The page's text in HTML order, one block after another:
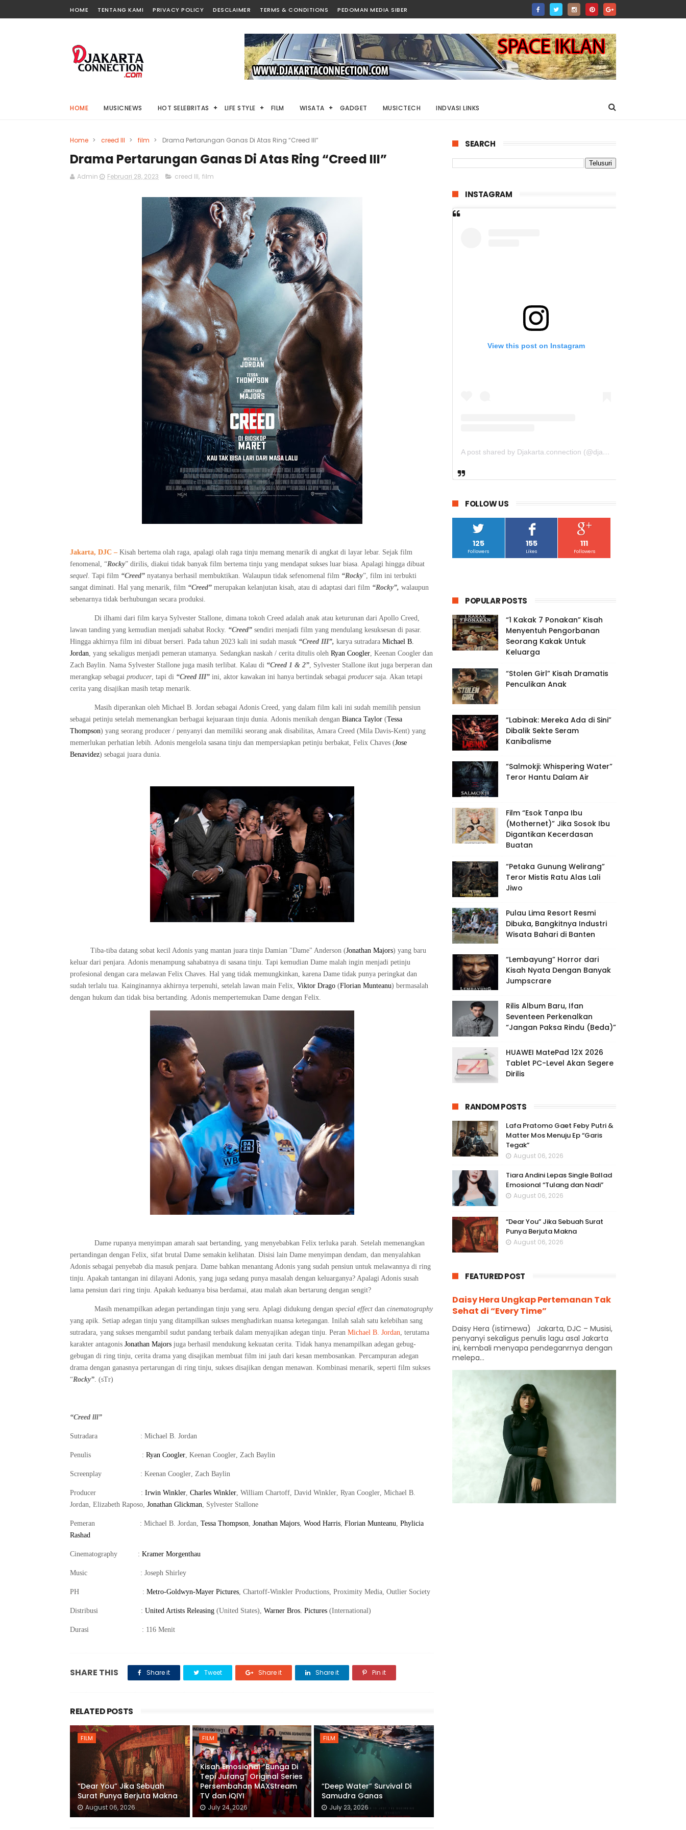
HOME TENTANG KAMI PRIVACY POLICY DESCLAIMER TERMS & CONDITIONS PEDOMAN MEDIA SIBER
HOME MUSICNEWS HOT SELEBRITAS LIFE STYLE FILM WISATA GADGET MUSICTECH INDVASI LINKS
Home > creed III > film > Drama Pertarungan Ganas Di Atas Ring “Creed III”
Drama Pertarungan Ganas Di Atas Ring “Creed III”
Admin Februari 28, 2023 creed III, film
Jakarta, DJC – Kisah bertema olah raga, apalagi olah raga tinju memang menarik di angkat di layar lebar. Sejak film
fenomenal, “Rocky” dirilis, diakui tidak banyak film bertema tinju yang mendapat sukses luar biasa. Apalagi hingga dibuat
sequel. Tapi film “Creed” nyatanya berhasil membuktikan. Walaupun tidak sefenomenal film “Rocky”, film ini terbukti
sangat diminati. Hal yang menarik, film “Creed” merupakan kelanjutan kisah, atau di adaptasi dari film “Rocky”, walaupun
sebenarnya tidak berhubungan secara produksi.
Di ilhami dari film karya Sylvester Stallone, dimana tokoh Creed adalah anak atau keturunan dari Apollo Creed,
lawan tanding yang kemudian menjadi sahabat Rocky. “Creed” sendiri menjadi film yang mendulang kesuksesan di pasar.
Hingga akhirnya film ini dibuat berseri. Pada tahun 2023 kali ini sudah masuk “Creed III”, karya sutradara Michael B.
Jordan, yang sekaligus menjadi pemeran utamanya. Sedangkan naskah / cerita ditulis oleh Ryan Coogler, Keenan Coogler dan
Zach Baylin. Nama Sylvester Stallone juga masih terlibat. Kalau di “Creed 1 & 2”, Sylvester Stallone ikut juga berperan dan
merangkap sebagai producer, tapi di “Creed III” ini, aktor kawakan ini hanya bertindak sebagai producersaja. Akan tetapi
cerita yang disajikan masih tetap menarik.
Masih diperankan oleh Michael B. Jordan sebagai Adonis Creed, yang dalam film kali ini sudah memilih pensiun
sebagai petinju setelah memenangkan berbagai kejuaraan tinju dunia. Adonis menikah dengan Bianca Taylor (Tessa
Thompson) yang seorang producer / penyanyi dan memiliki seorang anak disabilitas, Amara Creed (Mila Davis-Kent) yang
memerlukan perhatian lebih. Adonis mengelola sasana tinju dan mempersiapkan petinju berbakat, Felix Chaves (Jose
Benavidez) sebagai juara dunia.
Tiba-tiba datang sobat kecil Adonis yang mantan juara tinju Damian "Dame" Anderson (Jonathan Majors) yang baru
keluar dari penjara. Adonis menampung sahabatnya di sasana tinju. Tapi kemudian Dame malah ingin menjadi petinju
profesional dengan cara melawan Felix Chaves. Hal yang tidak memungkinkan, karena Dame tidak punya peringkat dan
sudah terlalu tua. Kainginannya akhirnya terpenuhi, setelah lawan main Felix, Viktor Drago (Florian Munteanu) bermasalah
dengan hukum dan tidak bisa bertanding. Adonis mempertemukan Dame dengan Felix.
Dame rupanya menyimpan amarah saat bertanding, yang menyebabkan Felix terluka parah. Setelah memenangkan
pertandingan dengan Felix, sifat brutal Dame semakin kelihatan. Disisi lain Dame menyimpan dendam, dan menyalahkan
Adonis sebagai penyebab dia masuk penjara. Dame bahkan menantang Adonis yang sudah pensiun untuk melawannya di ring
tinju. Apakah tantangan ini dilayani Adonis, yang juga sedang punya masalah dengan keluarganya? Apalagi Adonis susah
lama pensiun dari ring tinju. Apakah keduanya bisa berdamai, atau malah akan bertarung dengan sengit?
Masih menampilkan adegan pertandingan tinju yang seru. Aplagi didukung dengan special effect dan cinematography
yang apik. Setiap adegan tinju yang ditampilkan sukses menghadirkan nuansa ketegangan. Inilah salah satu kelebihan sang
sutradara, yang sukses mengambil sudut pandang terbaik dalam menyajikan adegan tinju. Peran Michael B. Jordan, terutama
karakter antagonis Jonathan Majors juga berhasil mendukung kekuatan cerita. Tidak hanya menampilkan adegan gebug-
gebugan di ring tinju, cerita drama yang disajikan membuat film ini jauh dari kesan membosankan. Percampuran adegan
drama dengan ganasnya pertarungan di ring tinju, sukses disajikan dengan menawan. Kombinasi menarik, seperti film sukses
“Rocky”. (sTr)
“Creed lll”
Sutradara : Michael B. Jordan
Penulis : Ryan Coogler, Keenan Coogler, Zach Baylin
Screenplay : Keenan Coogler, Zach Baylin
Producer : Irwin Winkler, Charles Winkler, William Chartoff, David Winkler, Ryan Coogler, Michael B.
Jordan, Elizabeth Raposo, Jonathan Glickman, Sylvester Stallone
Pemeran : Michael B. Jordan, Tessa Thompson, Jonathan Majors, Wood Harris, Florian Munteanu, Phylicia
Rashad
Cinematography : Kramer Morgenthau
Music : Joseph Shirley
PH : Metro-Goldwyn-Mayer Pictures, Chartoff-Winkler Productions, Proximity Media, Outlier Society
Distribusi : United Artists Releasing (United States), Warner Bros. Pictures (International)
Durasi : 116 Menit
SHARE THIS Share it Tweet Share it Share it Pin it
RELATED POSTS
FILM
“Dear You” Jika Sebuah
Surat Punya Berjuta Makna
August 06, 2026
FILM
Kisah Emosional “Bunga Di
Tepi Jurang” Original Series
Persembahan MAXStream
TV dan iQIYI
July 24, 2026
FILM
“Deep Water” Survival Di
Samudra Ganas
July 23, 2026
SEARCH
INSTAGRAM
View this post on Instagram
A post shared by Djakarta.connection (@djakarta.connection)
FOLLOW US
125
Followers
155
Likes
111
Followers
POPULAR POSTS
“1 Kakak 7 Ponakan” Kisah
Menyentuh Pengorbanan
Seorang Kakak Untuk
Keluarga
“Stolen Girl” Kisah Dramatis
Penculikan Anak
“Labinak: Mereka Ada di Sini”
Dibalik Sekte Seram
Kanibalisme
“Salmokji: Whispering Water”
Teror Hantu Dalam Air
Film “Esok Tanpa Ibu
(Mothernet)” Jika Sosok Ibu
Digantikan Kecerdasan
Buatan
“Petaka Gunung Welirang”
Teror Mistis Ratu Alas Lali
Jiwo
Pulau Lima Resort Resmi
Dibuka, Bangkitnya Industri
Wisata Bahari di Banten
“Lembayung” Horror dari
Kisah Nyata Dengan Banyak
Jumpscrare
Rilis Album Baru, Ifan
Seventeen Perkenalkan
“Jangan Paksa Rindu (Beda)”
HUAWEI MatePad 12X 2026
Tablet PC-Level Akan Segere
Dirilis
RANDOM POSTS
Lafa Pratomo Gaet Feby Putri &
Matter Mos Menuju Ep “Garis
Tegak”
August 06, 2026
Tiara Andini Lepas Single Ballad
Emosional “Tulang dan Nadi”
August 06, 2026
“Dear You” Jika Sebuah Surat
Punya Berjuta Makna
August 06, 2026
FEATURED POST
Daisy Hera Ungkap Pertemanan Tak
Sehat di “Every Time”
Daisy Hera (istimewa) Jakarta, DJC – Musisi,
penyanyi sekaligus penulis lagu asal Jakarta
ini, kembali menyapa pendeganrnya dengan
melepa...